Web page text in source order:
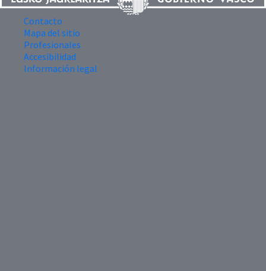
Contacto
Mapa del sitio
Profesionales
Accesibilidad
Información legal